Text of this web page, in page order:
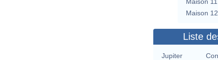
Maison 12
Liste
Jupiter